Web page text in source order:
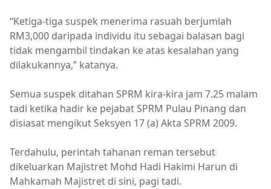
“Ketiga-tiga suspek menerima rasuah berjumlah
RM3,000 daripada individu itu sebagai balasan bagi
tidak mengambil tindakan ke atas kesalahan yang
dilakukannya,” katanya.
Semua suspek ditahan SPRM kira-kira jam 7.25 malam
tadi ketika hadir ke pejabat SPRM Pulau Pinang dan
disiasat mengikut Seksyen 17 (a) Akta SPRM 2009.
Terdahulu, perintah tahanan reman tersebut
dikeluarkan Majistret Mohd Hadi Hakimi Harun di
Mahkamah Majistret di sini, pagi tadi.